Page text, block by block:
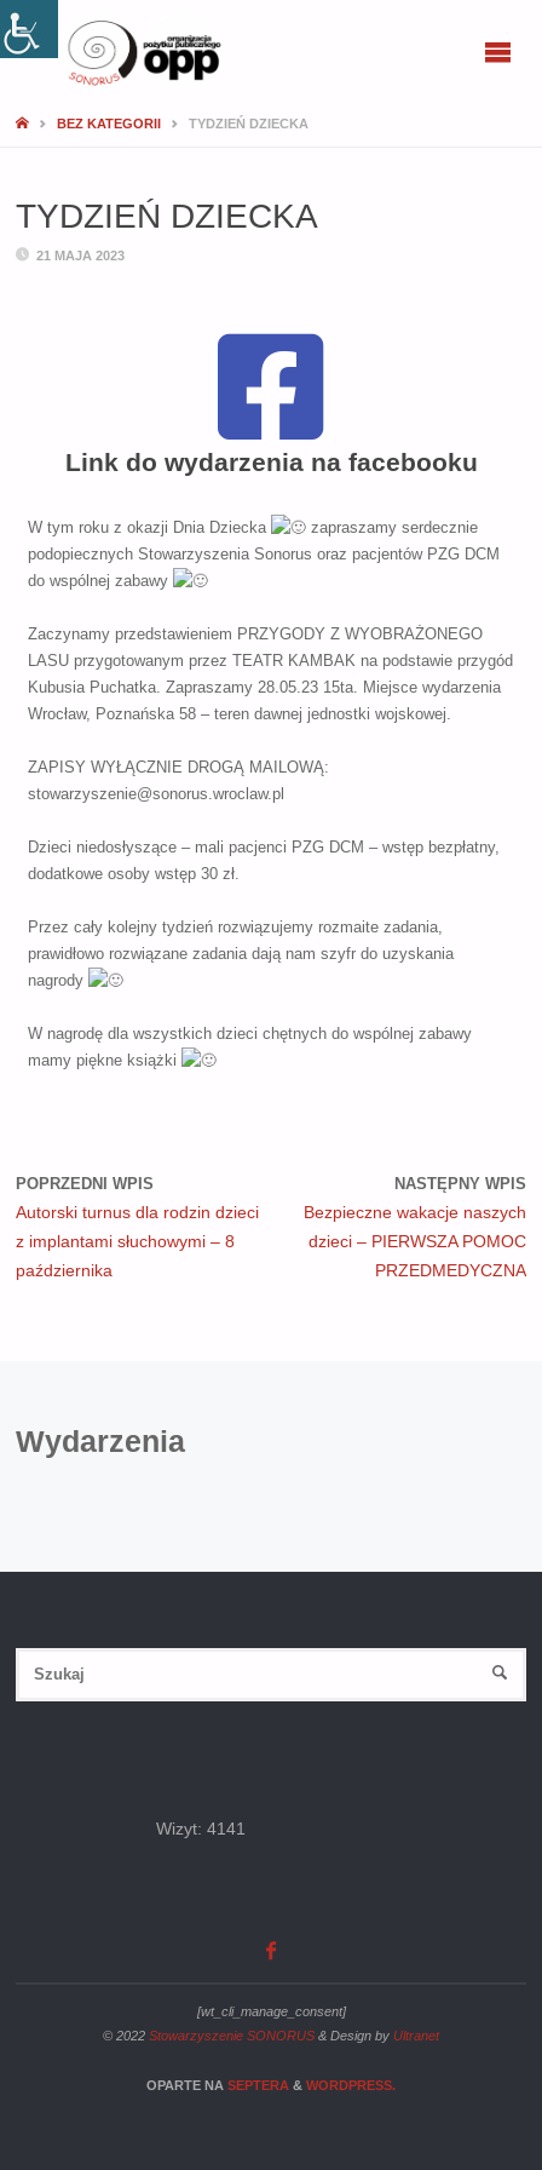
BEZ KATEGORII TYDZIEŃ DZIECKA
TYDZIEŃ DZIECKA
21 MAJA 2023
Link do wydarzenia na facebooku
W tym roku z okazji Dnia Dziecka
zapraszamy serdecznie
podopiecznych Stowarzyszenia Sonorus oraz pacjentów PZG DCM
do wspólnej zabawy
Zaczynamy przedstawieniem PRZYGODY Z WYOBRAŻONEGO
LASU przygotowanym przez TEATR KAMBAK na podstawie przygód
Kubusia Puchatka. Zapraszamy 28.05.23 15ta. Miejsce wydarzenia
Wrocław, Poznańska 58 – teren dawnej jednostki wojskowej.
ZAPISY WYŁĄCZNIE DROGĄ MAILOWĄ:
stowarzyszenie@sonorus.wroclaw.pl
Dzieci niedosłyszące – mali pacjenci PZG DCM – wstęp bezpłatny,
dodatkowe osoby wstęp 30 zł.
Przez cały kolejny tydzień rozwiązujemy rozmaite zadania,
prawidłowo rozwiązane zadania dają nam szyfr do uzyskania
nagrody
W nagrodę dla wszystkich dzieci chętnych do wspólnej zabawy
mamy piękne książki
POPRZEDNI WPIS
Autorski turnus dla rodzin dzieci
z implantami słuchowymi – 8
października
NASTĘPNY WPIS
Bezpieczne wakacje naszych
dzieci – PIERWSZA POMOC
PRZEDMEDYCZNA
Wydarzenia
Wizyt: 4141
[wt_cli_manage_consent]
© 2022 Stowarzyszenie SONORUS & Design by Ultranet
OPARTE NA SEPTERA & WORDPRESS.